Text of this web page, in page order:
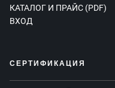
КАТАЛОГ И ПРАЙС (PDF)
ВХОД
СЕРТИФИКАЦИЯ